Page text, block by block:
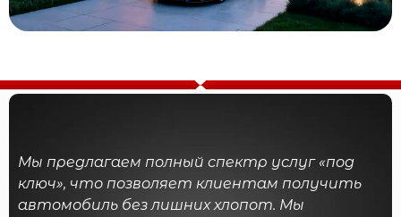
Мы предлагаем полный спектр услуг «под
ключ», что позволяет клиентам получить
автомобиль без лишних хлопот. Мы